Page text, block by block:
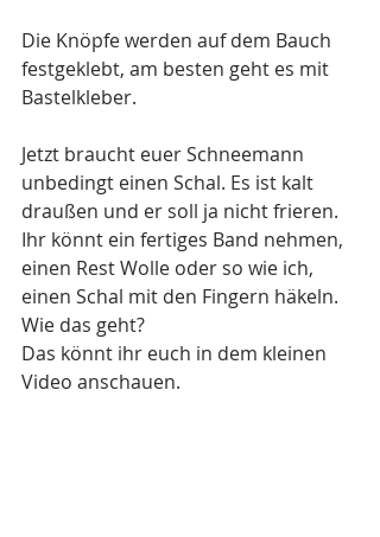
Die Knöpfe werden auf dem Bauch
festgeklebt, am besten geht es mit
Bastelkleber.
Jetzt braucht euer Schneemann
unbedingt einen Schal. Es ist kalt
draußen und er soll ja nicht frieren.
Ihr könnt ein fertiges Band nehmen,
einen Rest Wolle oder so wie ich,
einen Schal mit den Fingern häkeln.
Wie das geht?
Das könnt ihr euch in dem kleinen
Video anschauen.